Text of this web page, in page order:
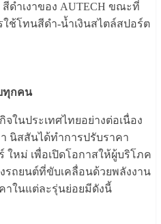
ดำเงาของ AUTECH ขณะที่
ช้โทนสีดำ-น้ำเงินสไตล์สปอร์ต
ทุกคน
ในประเทศไทยอย่างต่อเนื่อง
นิสสันได้ทำการปรับราคา
ใหม่ เพื่อเปิดโอกาสให้ผู้บริโภค
รถยนต์ที่ขับเคลื่อนด้วยพลังงาน
าในแต่ละรุ่นย่อยมีดังนี้